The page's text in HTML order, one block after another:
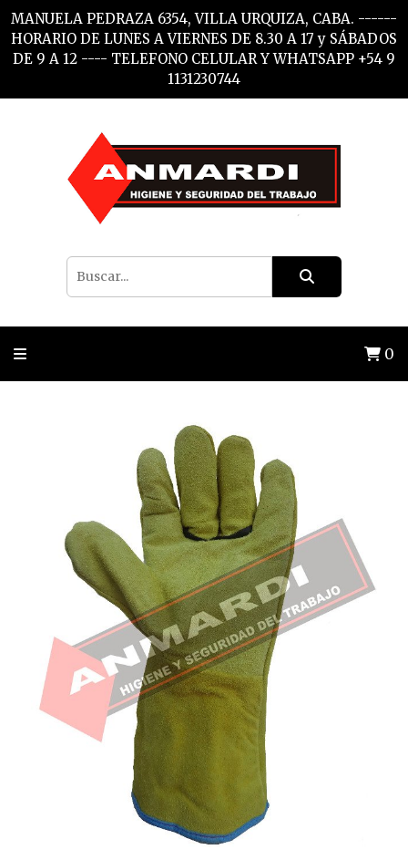
MANUELA PEDRAZA 6354, VILLA URQUIZA, CABA. ------
HORARIO DE LUNES A VIERNES DE 8.30 A 17 y SÁBADOS
DE 9 A 12 ---- TELEFONO CELULAR Y WHATSAPP +54 9
1131230744
0